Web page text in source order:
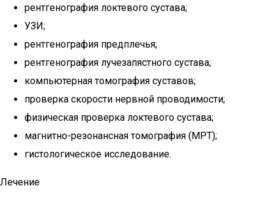
рентгенография локтевого сустава;
УЗИ;
рентгенография предплечья;
рентгенография лучезапястного сустава;
компьютерная томография суставов;
проверка скорости нервной проводимости;
физическая проверка локтевого сустава;
магнитно-резонансная томография (МРТ);
гистологическое исследование.
Лечение